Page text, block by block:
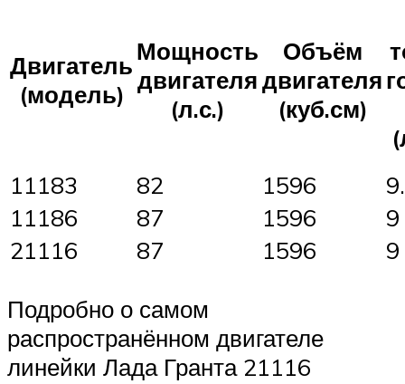
Двигатель
(модель)
Мощность
двигателя
(л.с.)
Объём
двигателя
(куб.см)
11183
82 1596
11186
87 1596
9
21116
87 1596 9
Подробно о самом
распространённом двигателе
линейки Лада Гранта 21116